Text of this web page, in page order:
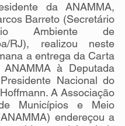
da ANAMMA,
Barreto (Secretário
Ambiente de
RJ), realizou neste
a entrega da Carta
à Deputada
Nacional do
A Associação
Municípios e Meio
endereçou a